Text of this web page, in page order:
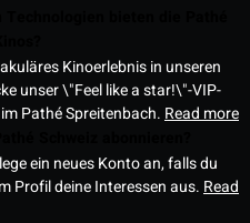
Kinoerlebnis in unseren
unser \"Feel like a star!\"-VIP-
Pathé Spreitenbach. Read more
ein neues Konto an, falls du
Profil deine Interessen aus. Read